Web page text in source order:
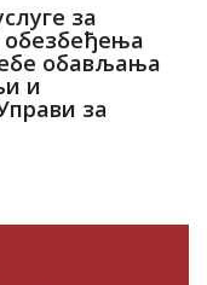
за
обезбеђења
обављања
и
за